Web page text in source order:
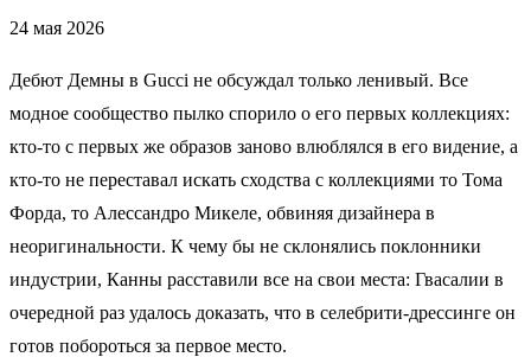
24 мая 2026
Дебют Демны в Gucci не обсуждал только ленивый. Все
модное сообщество пылко спорило о его первых коллекциях:
кто-то с первых же образов заново влюблялся в его видение, а
кто-то не переставал искать сходства с коллекциями то Тома
Форда, то Алессандро Микеле, обвиняя дизайнера в
неоригинальности. К чему бы не склонялись поклонники
индустрии, Канны расставили все на свои места: Гвасалии в
очередной раз удалось доказать, что в селебрити-дрессинге он
готов побороться за первое место.